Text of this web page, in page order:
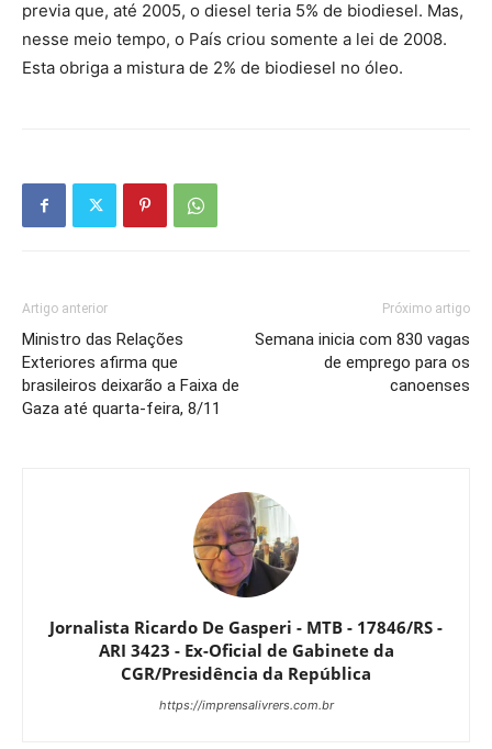
previa que, até 2005, o diesel teria 5% de biodiesel. Mas,
nesse meio tempo, o País criou somente a lei de 2008.
Esta obriga a mistura de 2% de biodiesel no óleo.
Artigo anterior
Ministro das Relações
Exteriores afirma que
brasileiros deixarão a Faixa de
Gaza até quarta-feira, 8/11
Próximo artigo
Semana inicia com 830 vagas
de emprego para os
canoenses
Jornalista Ricardo De Gasperi - MTB - 17846/RS -
ARI 3423 - Ex-Oficial de Gabinete da
CGR/Presidência da República
https://imprensalivrers.com.br